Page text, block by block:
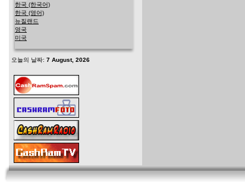
한국 (한국어)
한국 (영어)
뉴질랜드
영국
미국
오늘의 날짜: 7 August, 2026